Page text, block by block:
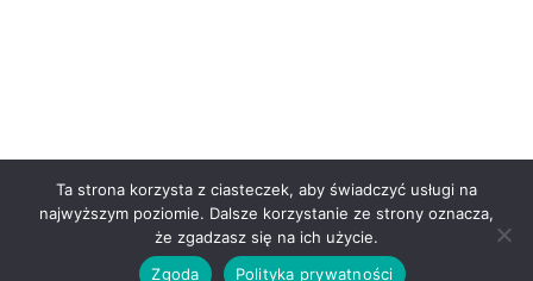
Ta strona korzysta z ciasteczek, aby świadczyć usługi na
najwyższym poziomie. Dalsze korzystanie ze strony oznacza,
że zgadzasz się na ich użycie.
Zgoda
Polityka prywatności